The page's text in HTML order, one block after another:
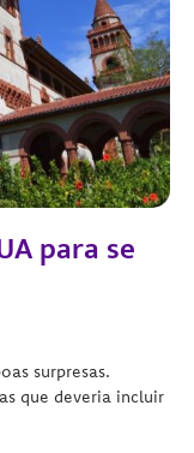
para se
surpresas.
que deveria incluir